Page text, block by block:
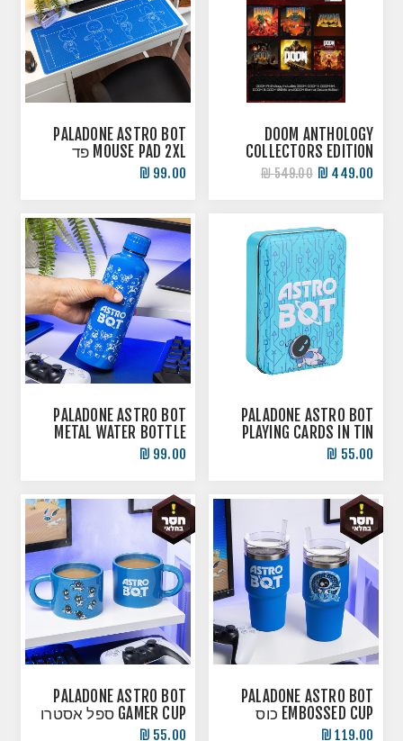
DOOM ANTHOLOGY
COLLECTORS EDITION
PS4
449.00 ₪
549.00 ₪
PALADONE ASTRO BOT
MOUSE PAD 2XL פד
לעכבר אסטרו
99.00 ₪
PALADONE ASTRO BOT
PLAYING CARDS IN TIN
קלפי אסטרו
55.00 ₪
PALADONE ASTRO BOT
METAL WATER BOTTLE
בקבוק תרמי נירוסטה
99.00 ₪
PALADONE ASTRO BOT
EMBOSSED CUP כוס
תרמית אסטרו
119.00 ₪
PALADONE ASTRO BOT
GAMER CUP ספל אסטרו
55.00 ₪